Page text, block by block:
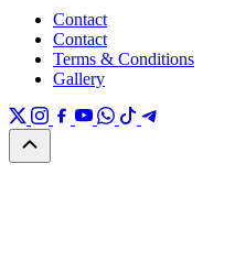
Contact
Contact
Terms & Conditions
Gallery